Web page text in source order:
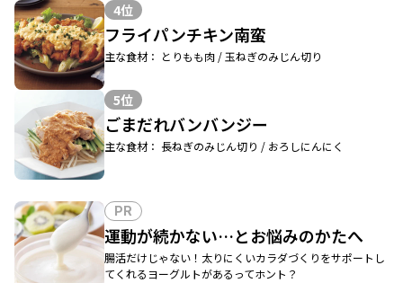
4位
フライパンチキン南蛮
主な食材： とりもも肉 / 玉ねぎのみじん切り
5位
ごまだれバンバンジー
主な食材： 長ねぎのみじん切り / おろしにんにく
PR
運動が続かない…とお悩みのかたへ
腸活だけじゃない！太りにくいカラダづくりをサポートし
てくれるヨーグルトがあるってホント？